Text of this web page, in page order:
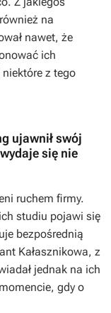
na
nawet, że
ich
z tego
ujawnił swój
się nie
ruchem firmy.
studiu pojawi się
bezpośrednią
Kałasznikowa, z
jednak na ich
gdy o